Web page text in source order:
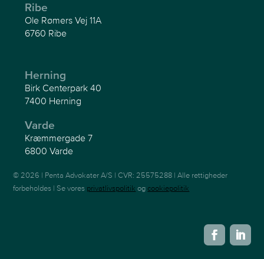
Ribe
Ole Rømers Vej 11A
6760 Ribe
Herning
Birk Centerpark 40
7400 Herning
Varde
Kræmmergade 7
6800 Varde
© 2026 | Penta Advokater A/S | CVR: 25575288 | Alle rettigheder
forbeholdes | Se vores privatlivspolitik og cookiepolitik